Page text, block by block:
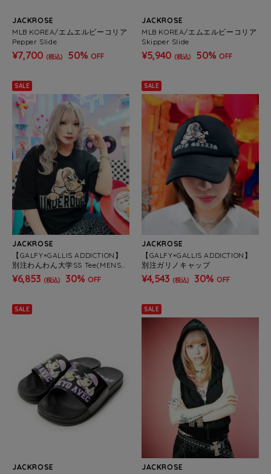
JACKROSE
MLB KOREA/エムエルビーコリア
Pepper Slide
¥7,700 (税込) 50% OFF
JACKROSE
MLB KOREA/エムエルビーコリア
Skipper Slide
¥5,940 (税込) 50% OFF
SALE
JACKROSE
【GALFY×GALLIS ADDICTION】
別注わんわん大学SS Tee(MENS/
WOMENS)
¥6,853 (税込) 30% OFF
SALE
JACKROSE
【GALFY×GALLIS ADDICTION】
別注ガリノキャップ
¥4,543 (税込) 30% OFF
SALE
JACKROSE
SALE
JACKROSE